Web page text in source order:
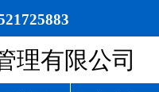
理有限公司